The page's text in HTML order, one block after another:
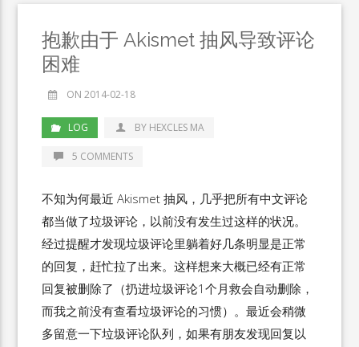
抱歉由于 Akismet 抽风导致评论
困难
ON 2014-02-18
LOG BY HEXCLES MA
5 COMMENTS
不知为何最近 Akismet 抽风，几乎把所有中文评论
都当做了垃圾评论，以前没有发生过这样的状况。
经过提醒才发现垃圾评论里躺着好几条明显是正常
的回复，赶忙拉了出来。这样想来大概已经有正常
回复被删除了（扔进垃圾评论1个月救会自动删除，
而我之前没有查看垃圾评论的习惯）。最近会稍微
多留意一下垃圾评论队列，如果有朋友发现回复以